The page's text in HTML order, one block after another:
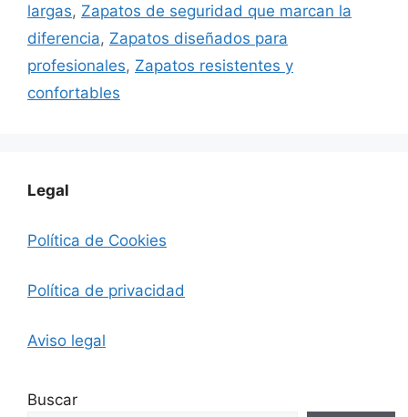
largas, Zapatos de seguridad que marcan la
diferencia, Zapatos diseñados para
profesionales, Zapatos resistentes y
confortables
Legal
Política de Cookies
Política de privacidad
Aviso legal
Buscar